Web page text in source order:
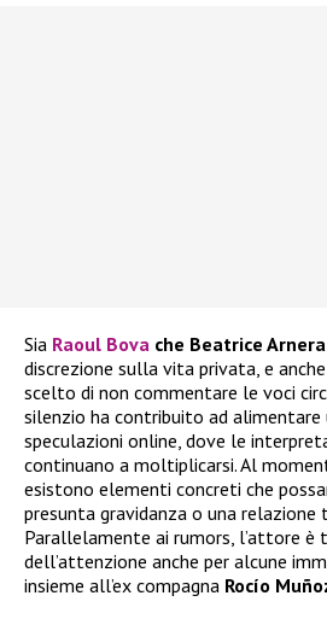
Sia Raoul Bova che Beatrice Arnera
discrezione sulla vita privata, e
scelto di non commentare le voci
silenzio ha contribuito ad
speculazioni online, dove le
continuano a moltiplicarsi. Al
esistono elementi concreti che
presunta gravidanza o una relazione
Parallelamente ai rumors, l’attore
dell’attenzione anche per alcune
insieme all’ex compagna Rocío